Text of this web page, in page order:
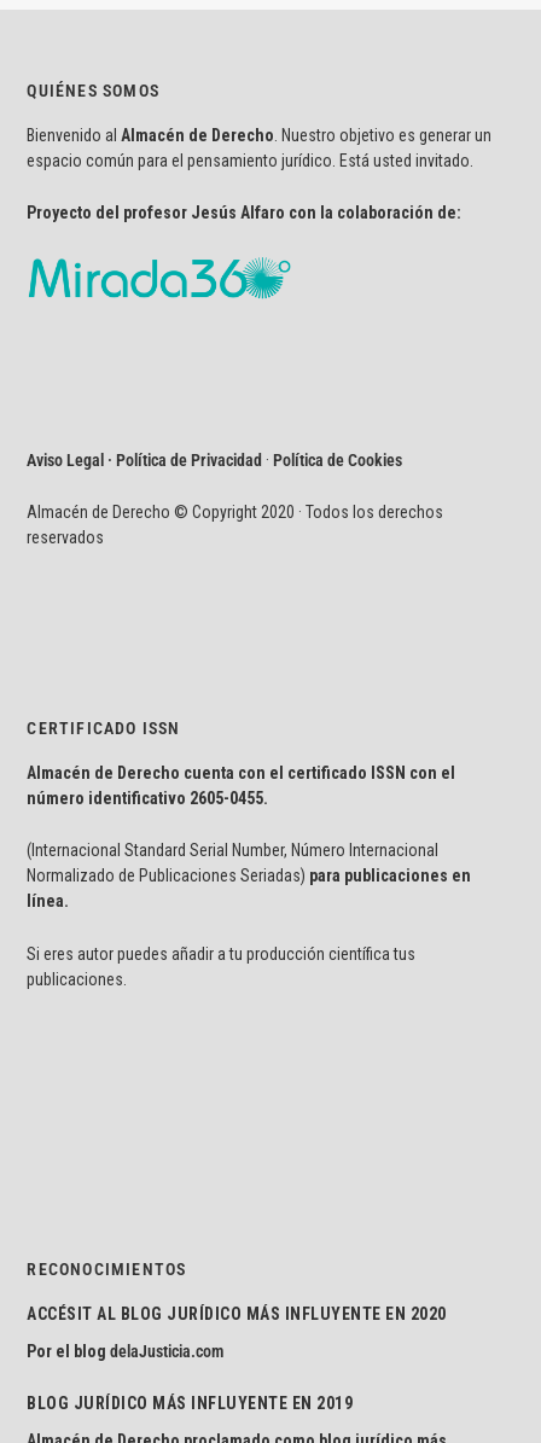
QUIÉNES SOMOS
Bienvenido al Almacén de Derecho . Nuestro objetivo es generar un
espacio común para el pensamiento jurídico. Está usted invitado.
Proyecto del profesor Jesús Alfaro con la colaboración de:
Aviso Legal · Política de Privacidad ·Política de Cookies
Almacén de Derecho © Copyright 2020 · Todos los derechos
reservados
CERTIFICADO ISSN
Almacén de Derecho cuenta con el certificado ISSN con el
número identificativo 2605-0455.
(Internacional Standard Serial Number, Número Internacional
Normalizado de Publicaciones Seriadas) para publicaciones en
línea.
Si eres autor puedes añadir a tu producción científica tus
publicaciones.
RECONOCIMIENTOS
ACCÉSIT AL BLOG JURÍDICO MÁS INFLUYENTE EN 2020
Por el blogdelaJusticia.com
BLOG JURÍDICO MÁS INFLUYENTE EN 2019